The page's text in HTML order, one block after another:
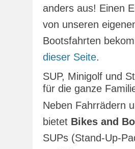
anders aus! Einen
von unseren
Bootsfahrten
dieser Seite.
SUP, Minigolf und
für die ganze
Neben Fahrrädern
bietet Bikes and
SUPs (Stand-Up-